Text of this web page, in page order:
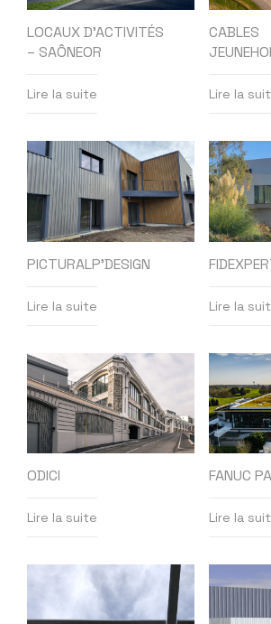
LOCAUX D’ACTIVITÉS
– SAÔNEOR
Lire la suite
CABLES
Lire la
PICTURALP’DESIGN
Lire la suite Lire la
ODICI
Lire la suite
FANUC
Lire la